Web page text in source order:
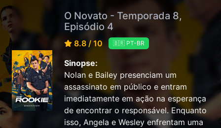
O Novato - Temporada 8,
Episódio 4
8.8 / 10 🇧🇷 PT-BR
Sinopse:
Nolan e Bailey presenciam um
assassinato em público e entram
imediatamente em ação na esperança
de encontrar o responsável. Enquanto
isso, Angela e Wesley enfrentam uma